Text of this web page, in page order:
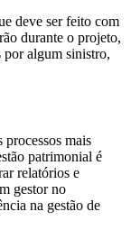
deve ser feito com
durante o projeto,
por algum sinistro,
mais
patrimonial é
relatórios e
gestor no
na gestão de